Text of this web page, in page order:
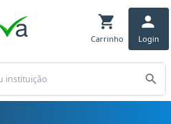
Carrinho Login